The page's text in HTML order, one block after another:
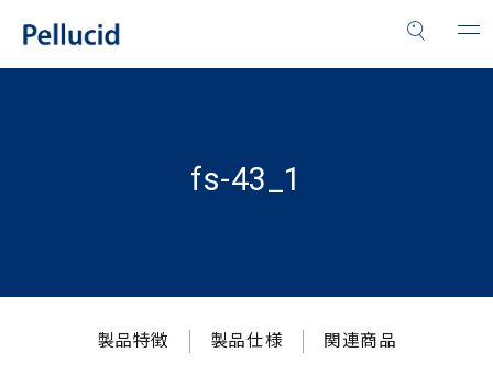
fs-43_1
製品特徴 製品仕様 関連商品